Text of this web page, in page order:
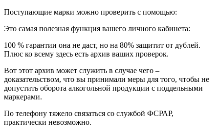
Поступающие марки можно проверить с помощью:
Это самая полезная функция вашего личного кабинета:
100 % гарантии она не даст, но на 80% защитит от дублей.
Плюс ко всему здесь есть архив ваших проверок.
Вот этот архив может служить в случае чего –
доказательством, что вы принимали меры для того, чтобы не
допустить оборота алкогольной продукции с поддельными
маркерами.
По телефону тяжело связаться со службой ФСРАР,
практически невозможно.